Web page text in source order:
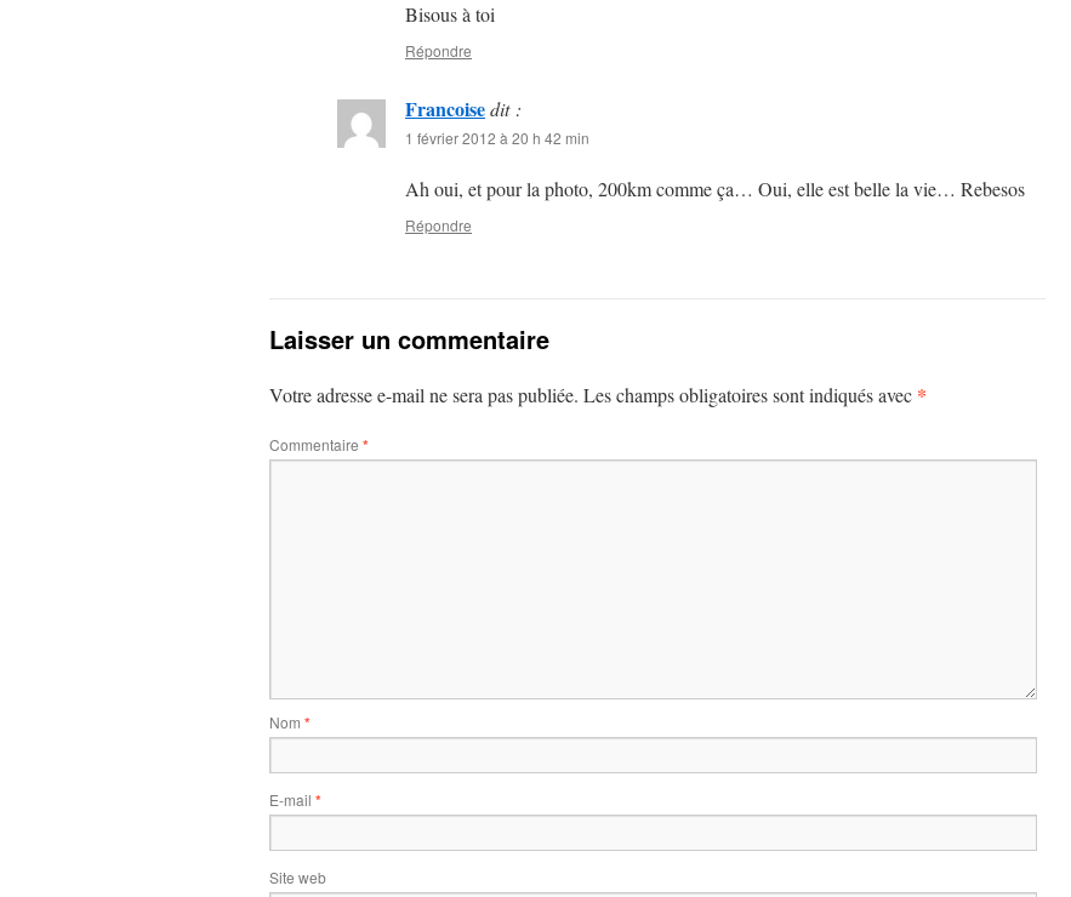
Bisous à toi
Répondre
Francoisedit :
1 février 2012 à 20 h 42 min
Ah oui, et pour la photo, 200km comme ça… Oui, elle est belle la vie… Rebesos
Répondre
Laisser un commentaire
Votre adresse e-mail ne sera pas publiée. Les champs obligatoires sont indiqués avec *
Commentaire *
Nom *
E-mail *
Site web